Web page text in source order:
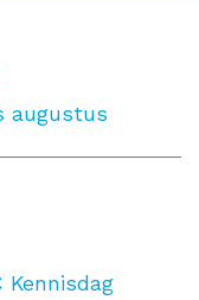
augustus
Kennisdag